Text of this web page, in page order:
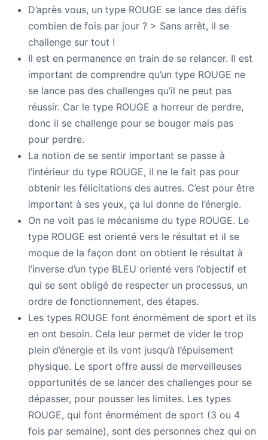
D’après vous, un type ROUGE se lance des défis
combien de fois par jour ? > Sans arrêt, il se
challenge sur tout !
Il est en permanence en train de se relancer. Il est
important de comprendre qu’un type ROUGE ne
se lance pas des challenges qu’il ne peut pas
réussir. Car le type ROUGE a horreur de perdre,
donc il se challenge pour se bouger mais pas
pour perdre.
La notion de se sentir important se passe à
l’intérieur du type ROUGE, il ne le fait pas pour
obtenir les félicitations des autres. C’est pour être
important à ses yeux, ça lui donne de l’énergie.
On ne voit pas le mécanisme du type ROUGE. Le
type ROUGE est orienté vers le résultat et il se
moque de la façon dont on obtient le résultat à
l’inverse d’un type BLEU orienté vers l’objectif et
qui se sent obligé de respecter un processus, un
ordre de fonctionnement, des étapes.
Les types ROUGE font énormément de sport et ils
en ont besoin. Cela leur permet de vider le trop
plein d’énergie et ils vont jusqu’à l’épuisement
physique. Le sport offre aussi de merveilleuses
opportunités de se lancer des challenges pour se
dépasser, pour pousser les limites. Les types
ROUGE, qui font énormément de sport (3 ou 4
fois par semaine), sont des personnes chez qui on